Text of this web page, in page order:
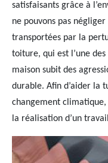
satisfaisants grâce à
ne pouvons pas
transportées par la
toiture, qui est l’une
maison subit des
durable. Afin d’aider la
changement
la réalisation d’un